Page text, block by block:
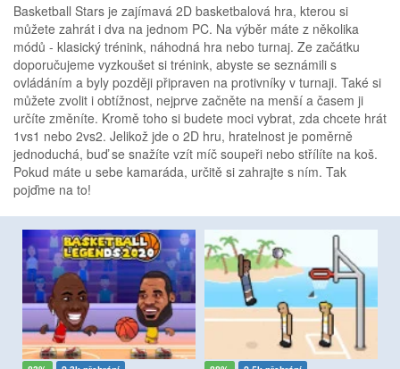
Basketball Stars je zajímavá 2D basketbalová hra, kterou si
můžete zahrát i dva na jednom PC. Na výběr máte z několika
módů - klasický trénink, náhodná hra nebo turnaj. Ze začátku
doporučujeme vyzkoušet si trénink, abyste se seznámili s
ovládáním a byly později připraven na protivníky v turnaji. Také si
můžete zvolit i obtížnost, nejprve začněte na menší a časem ji
určíte změníte. Kromě toho si budete moci vybrat, zda chcete hrát
1vs1 nebo 2vs2. Jelikož jde o 2D hru, hratelnost je poměrně
jednoduchá, buď se snažíte vzít míč soupeři nebo střílíte na koš.
Pokud máte u sebe kamaráda, určitě si zahrajte s ním. Tak
pojďme na to!